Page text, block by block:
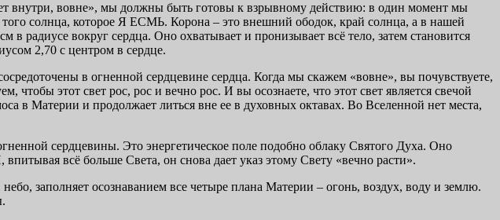
внутри, вовне», мы должны быть готовы к взрывному действию: в один момент мы
солнца, которое Я ЕСМЬ. Корона – это внешний ободок, край солнца, а в нашей
радиусе вокруг сердца. Оно охватывает и пронизывает всё тело, затем становится
2,70 с центром в сердце.
в огненной сердцевине сердца. Когда мы скажем «вовне», вы почувствуете,
этот свет рос, рос и вечно рос. И вы осознаете, что этот свет является свечой
в Материи и продолжает литься вне ее в духовных октавах. Во Вселенной нет места,
сердцевины. Это энергетическое поле подобно облаку Святого Духа. Оно
всё больше Света, он снова дает указ этому Свету «вечно расти».
заполняет осознаванием все четыре плана Материи – огонь, воздух, воду и землю.